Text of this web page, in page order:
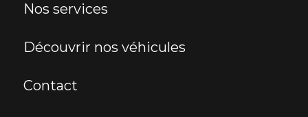
Nos services
Découvrir nos véhicules
Contact